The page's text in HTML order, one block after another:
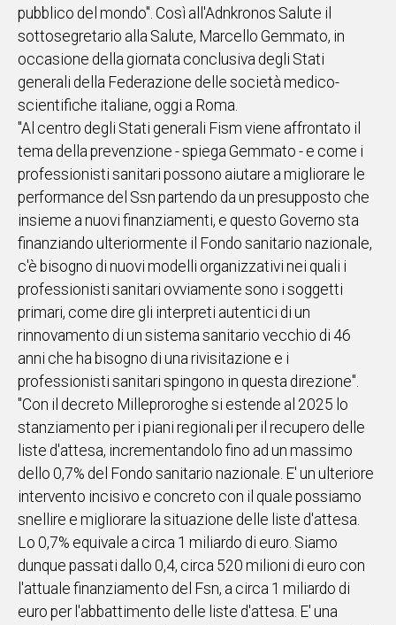
SPORT
EVENTI
STORIE
VIDEO
UNISCITI
WHATSAPP
Social
pubblico del mondo". Così all'Adnkronos Salute il
sottosegretario alla Salute, Marcello Gemmato, in
occasione della giornata conclusiva degli Stati
generali della Federazione delle società medico-
scientifiche italiane, oggi a Roma.
"Al centro degli Stati generali Fism viene affrontato il
tema della prevenzione - spiega Gemmato - e come i
professionisti sanitari possono aiutare a migliorare le
performance del Ssn partendo da un presupposto che
insieme a nuovi finanziamenti, e questo Governo sta
finanziando ulteriormente il Fondo sanitario nazionale,
c'è bisogno di nuovi modelli organizzativi nei quali i
professionisti sanitari ovviamente sono i soggetti
primari, come dire gli interpreti autentici di un
rinnovamento di un sistema sanitario vecchio di 46
anni che ha bisogno di una rivisitazione e i
professionisti sanitari spingono in questa direzione".
"Con il decreto Milleproroghe si estende al 2025 lo
stanziamento per i piani regionali per il recupero delle
liste d'attesa, incrementandolo fino ad un massimo
dello 0,7% del Fondo sanitario nazionale. E' un ulteriore
intervento incisivo e concreto con il quale possiamo
snellire e migliorare la situazione delle liste d'attesa.
Lo 0,7% equivale a circa 1 miliardo di euro. Siamo
dunque passati dallo 0,4, circa 520 milioni di euro con
l'attuale finanziamento del Fsn, a circa 1 miliardo di
euro per l'abbattimento delle liste d'attesa. E' una